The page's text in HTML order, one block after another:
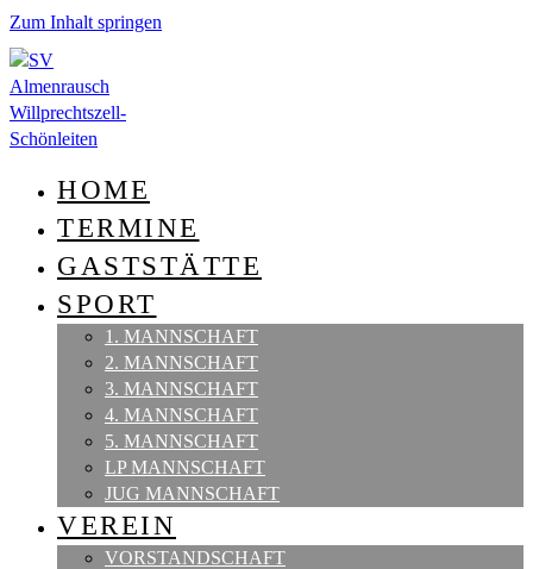
Zum Inhalt springen
HOME
TERMINE
GASTSTÄTTE
SPORT
1. MANNSCHAFT
2. MANNSCHAFT
3. MANNSCHAFT
4. MANNSCHAFT
5. MANNSCHAFT
LP MANNSCHAFT
JUG MANNSCHAFT
VEREIN
VORSTANDSCHAFT